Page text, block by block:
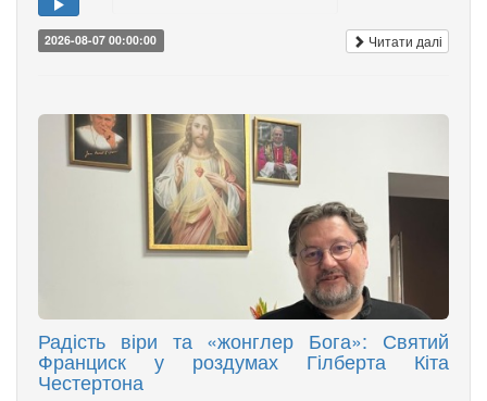
2026-08-07 00:00:00 Читати далі
Радість віри та «жонглер Бога»: Святий
Франциск у роздумах Гілберта Кіта
Честертона